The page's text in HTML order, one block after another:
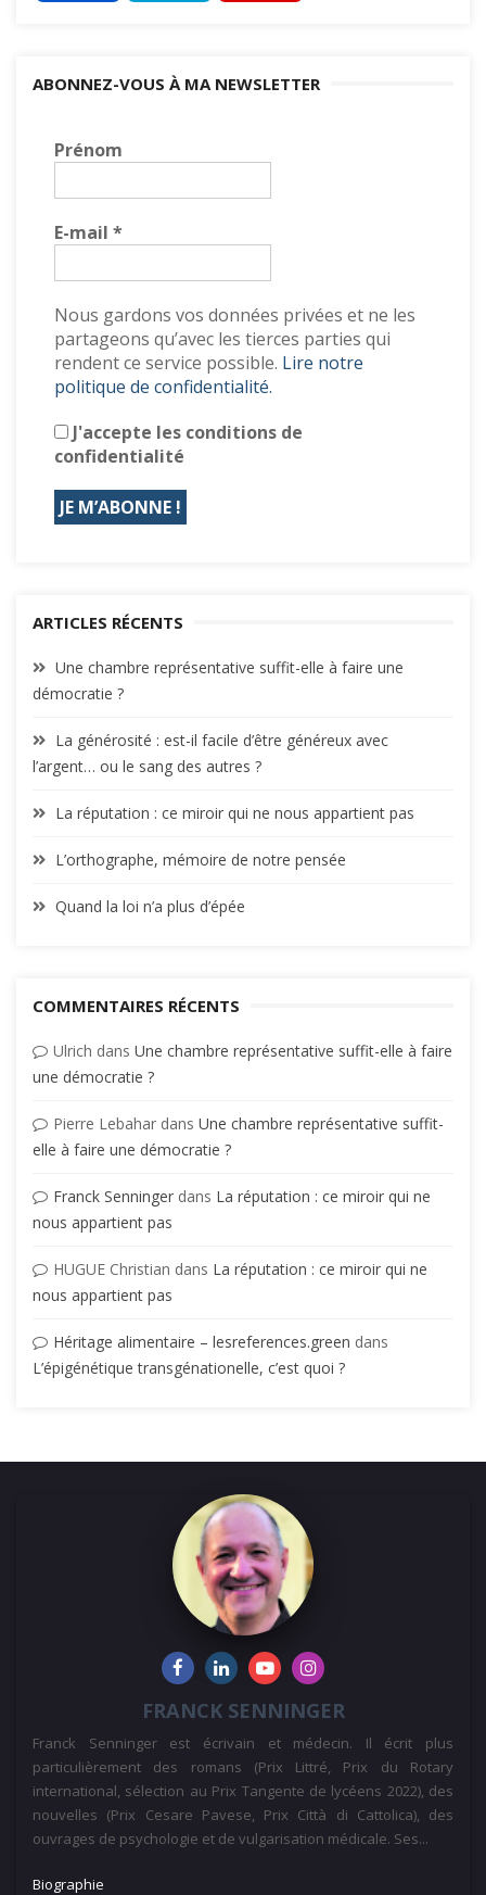
ABONNEZ-VOUS À MA NEWSLETTER
Prénom
E-mail *
Nous gardons vos données privées et ne les
partageons qu’avec les tierces parties qui
rendent ce service possible. Lire notre
politique de confidentialité.
J'accepte les conditions de
confidentialité
ARTICLES RÉCENTS
Une chambre représentative suffit-elle à faire une
démocratie ?
La générosité : est-il facile d’être généreux avec
l’argent… ou le sang des autres ?
La réputation : ce miroir qui ne nous appartient pas
L’orthographe, mémoire de notre pensée
Quand la loi n’a plus d’épée
COMMENTAIRES RÉCENTS
Ulrich dans Une chambre représentative suffit-elle à faire
une démocratie ?
Pierre Lebahar dans Une chambre représentative suffit-
elle à faire une démocratie ?
Franck Senninger dans La réputation : ce miroir qui ne
nous appartient pas
HUGUE Christian dans La réputation : ce miroir qui ne
nous appartient pas
Héritage alimentaire – lesreferences.green dans
L’épigénétique transgénationelle, c’est quoi ?
FRANCK SENNINGER
Franck Senninger est écrivain et médecin. Il écrit plus
particulièrement des romans (Prix Littré, Prix du Rotary
international, sélection au Prix Tangente de lycéens 2022), des
nouvelles (Prix Cesare Pavese, Prix Città di Cattolica), des
ouvrages de psychologie et de vulgarisation médicale. Ses...
Biographie